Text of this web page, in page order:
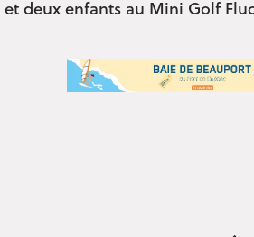
et deux enfants au Mini Golf